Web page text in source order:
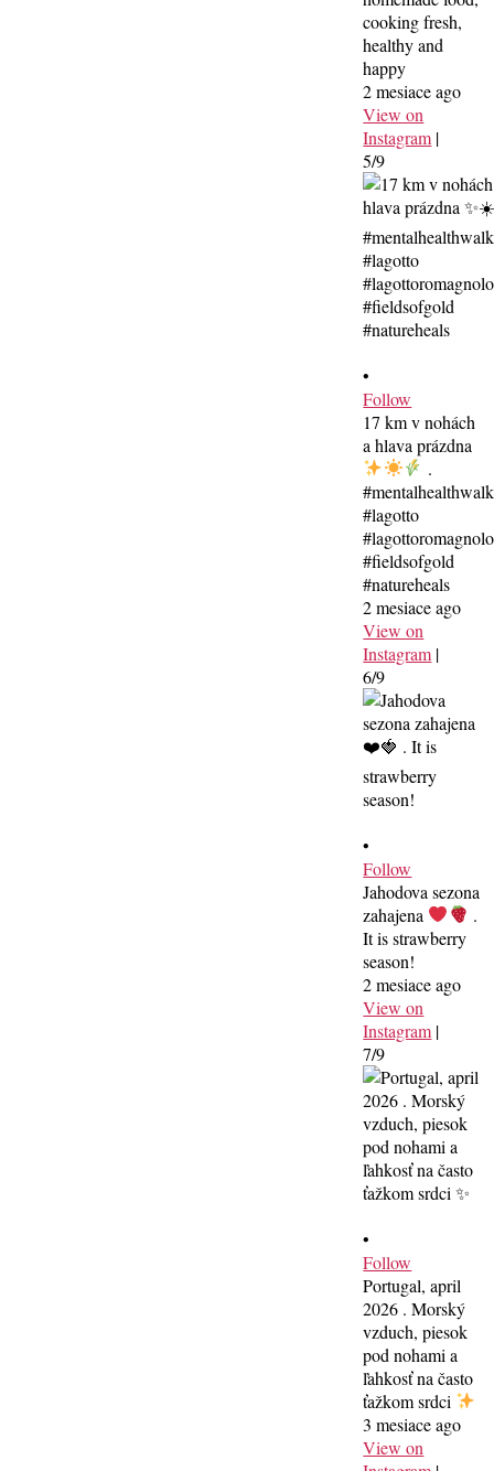
cooking fresh,
healthy and
happy
2 mesiace ago
View on
Instagram |
5/9
•
Follow
17 km v nohách
a hlava prázdna
.
#mentalhealthwalk
#lagotto
#fieldsofgold
#natureheals
2 mesiace ago
View on
Instagram |
6/9
•
Follow
Jahodova sezona
zahajena
.
It is strawberry
season!
2 mesiace ago
View on
Instagram |
7/9
•
Follow
Portugal, april
2026 . Morský
vzduch, piesok
pod nohami a
ľahkosť na často
ťažkom srdci
3 mesiace ago
View on